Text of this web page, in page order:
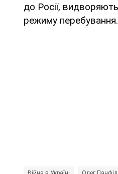
до Росії,
режиму перебування.